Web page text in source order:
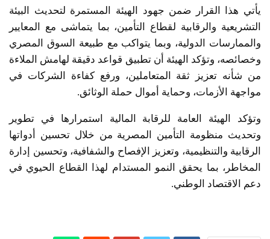
يأتي هذا القرار ضمن جهود الهيئة المستمرة لتحديث البيئة
التشريعية والرقابية لقطاع التأمين، بما يتماشى مع المعايير
والممارسات الدولية، وبما يتواكب مع طبيعة السوق المصري
وخصائصه، وتؤكد الهيئة أن تطبيق قواعد دقيقة لهامش الملاءة
من شأنه تعزيز ثقة المتعاملين، ورفع كفاءة الشركات في
مواجهة الأزمات، وحماية أموال حملة الوثائق.
وتؤكد الهيئة العامة للرقابة المالية استمرارها في تطوير
وتحديث منظومة التأمين المصرية من خلال تحسين أدواتها
الرقابية والتنظيمية، وتعزيز الإفصاح والشفافية، وتحسين إدارة
المخاطر، بما يحقق النمو المستدام لهذا القطاع الحيوي في
دعم الاقتصاد الوطني.